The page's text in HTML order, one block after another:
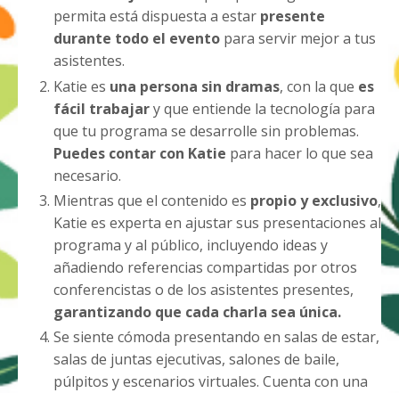
permita está dispuesta a estar presente
durante todo el evento para servir mejor a tus
asistentes.
Katie es una persona sin dramas, con la que es
fácil trabajary que entiende la tecnología para
que tu programa se desarrolle sin problemas.
Puedes contar con Katie para hacer lo que sea
necesario.
Mientras que el contenido es propio y exclusivo,
Katie es experta en ajustar sus presentaciones al
programa y al público, incluyendo ideas y
añadiendo referencias compartidas por otros
conferencistas o de los asistentes presentes,
garantizando que cada charla sea única.
Se siente cómoda presentando en salas de estar,
salas de juntas ejecutivas, salones de baile,
púlpitos y escenarios virtuales. Cuenta con una